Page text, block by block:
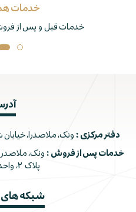
خدمات
خدمات قبل و پس از
دفتر مرکزی : ونک، ملاصدرا، خیابان
خدمات پس از فروش : ونک،
پلاک ۲، واحد ۱ شمالی
شبکه های